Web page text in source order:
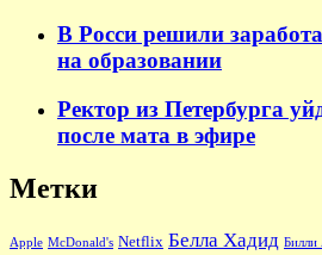
В Росси решили
на образовании
Ректор из Петербурга
после мата в эфире
Метки
Apple McDonald's Netflix Белла Хадид